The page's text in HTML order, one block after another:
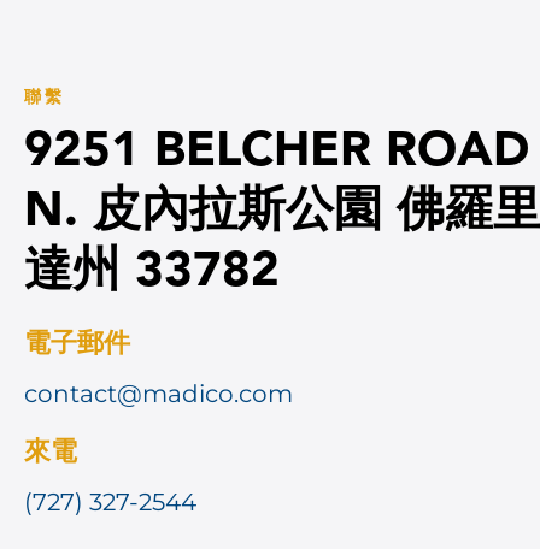
聯繫
9251 BELCHER ROAD
N. 皮內拉斯公園 佛羅里
達州 33782
電子郵件
contact@madico.com
來電
(727) 327-2544